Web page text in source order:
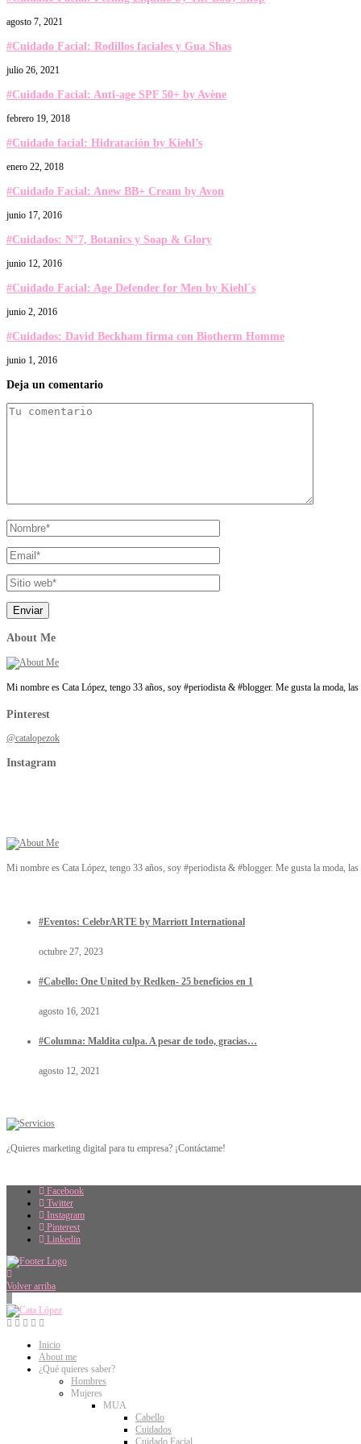
agosto 7, 2021
#Cuidado Facial: Rodillos faciales y Gua Shas
julio 26, 2021
#Cuidado Facial: Anti-age SPF 50+ by Avène
febrero 19, 2018
#Cuidado facial: Hidratación by Kiehl’s
enero 22, 2018
#Cuidado Facial: Anew BB+ Cream by Avon
junio 17, 2016
#Cuidados: N°7, Botanics y Soap & Glory
junio 12, 2016
#Cuidado Facial: Age Defender for Men by Kiehl´s
junio 2, 2016
#Cuidados: David Beckham firma con Biotherm Homme
junio 1, 2016
Deja un comentario
About Me
Mi nombre es Cata López, tengo 33 años, soy #periodista & #blogger. Me gusta la moda, las
Pinterest
@catalopezok
Instagram
Mi nombre es Cata López, tengo 33 años, soy #periodista & #blogger. Me gusta la moda, las
#Eventos: CelebrARTE by Marriott International
octubre 27, 2023
#Cabello: One United by Redken- 25 beneficios en 1
agosto 16, 2021
#Columna: Maldita culpa. A pesar de todo, gracias…
agosto 12, 2021
¿Quieres marketing digital para tu empresa? ¡Contáctame!
Facebook
Twitter
Instagram
Pinterest
Linkedin
Volver arriba
Inicio
About me
¿Qué quieres saber?
Hombres
Mujeres
MUA
Cabello
Cuidados
Cuidado Facial